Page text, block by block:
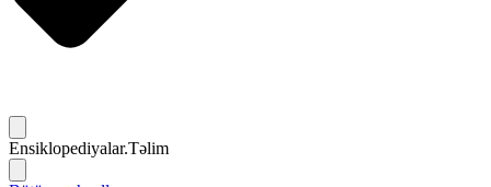
Ensiklopediyalar.Təlim